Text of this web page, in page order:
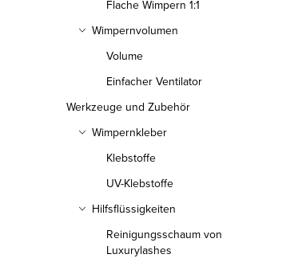
Flache Wimpern 1:1
Wimpernvolumen
Volume
Einfacher Ventilator
Werkzeuge und Zubehör
Wimpernkleber
Klebstoffe
UV-Klebstoffe
Hilfsflüssigkeiten
Reinigungsschaum von
Luxurylashes